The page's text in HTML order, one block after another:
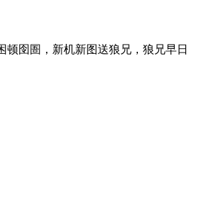
囹圄，新机新图送狼兄，狼兄早日